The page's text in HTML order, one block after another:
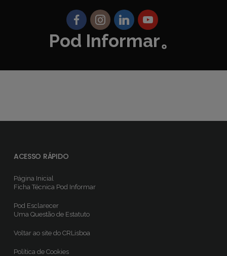
Pod Informar。
ACESSO RÁPIDO
Página Inicial
Ficha TécnicaPod Informar
Pod Esclarecer
Uma Questão de Estatuto
Voltar ao site do CRLisboa
Política de Cookies